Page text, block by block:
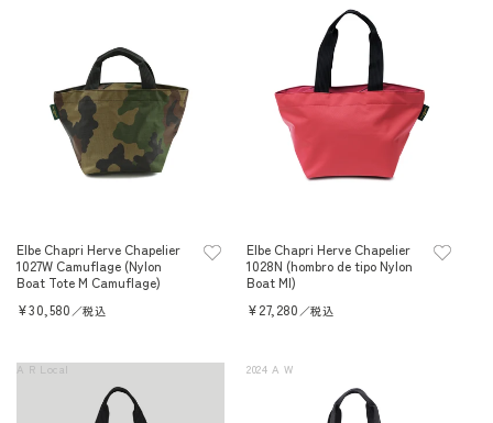
Elbe Chapri Herve Chapelier
1027W Camuflage (Nylon
Boat Tote M Camuflage)
Precio
¥30,580 ／税込
Elbe Chapri Herve Chapelier
1028N (hombro de tipo Nylon
Boat Ml)
Precio
¥27,280 ／税込
A R Local 2024 A W